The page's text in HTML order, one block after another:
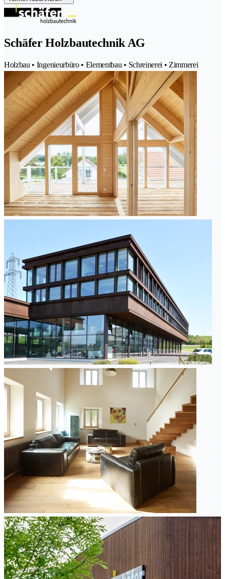
Schäfer Holzbautechnik AG
Holzbau • Ingenieurbüro • Elementbau • Schreinerei • Zimmerei